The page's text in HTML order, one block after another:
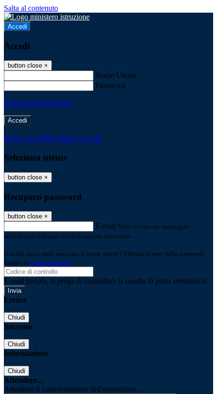
Salta al contenuto
Accedi
Accedi
button close ×
Nome Utente
Password
Password dimenticata?
-
Entra con SPID Entra con CIE
Seleziona utente
button close ×
Recupero password
button close ×
E-mail Verrà inviato un messaggio
all'indirizzo indicato con le istruzioni necessarie.
Non hai una e-mail associata al nome utente? Effettua il reset della password
tramite la Login Spaggiari
E-mail inviata, si prega di controllare la casella di posta elettronica!
Errore
Chiudi
Successo
Chiudi
Informazione
Chiudi
Attendere...
Attendere il completamento dell'operazione...